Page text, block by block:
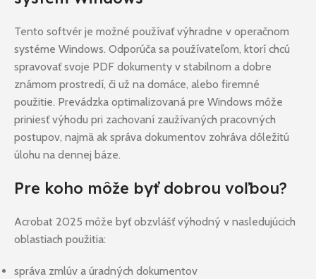
Tento softvér je možné používať výhradne v operačnom
systéme Windows. Odporúča sa používateľom, ktorí chcú
spravovať svoje PDF dokumenty v stabilnom a dobre
známom prostredí, či už na domáce, alebo firemné
použitie. Prevádzka optimalizovaná pre Windows môže
priniesť výhodu pri zachovaní zaužívaných pracovných
postupov, najmä ak správa dokumentov zohráva dôležitú
úlohu na dennej báze.
Pre koho môže byť dobrou voľbou?
Acrobat 2025 môže byť obzvlášť výhodný v nasledujúcich
oblastiach použitia:
správa zmlúv a úradných dokumentov